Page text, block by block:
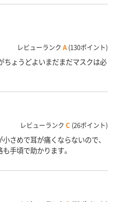
レビューランク A (130ポイント)
ちょうどよいまだまだマスクは必
レビューランク C (26ポイント)
さめで耳が痛くならないので、
手頃で助かります。